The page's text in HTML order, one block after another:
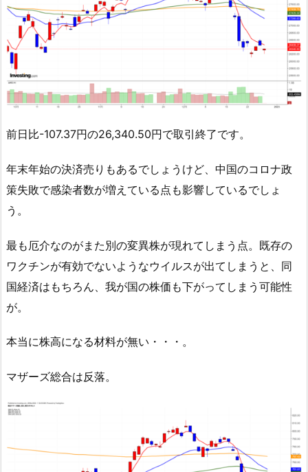
前日比-107.37円の26,340.50円で取引終了です。
年末年始の決済売りもあるでしょうけど、中国のコロナ政
策失敗で感染者数が増えている点も影響しているでしょ
う。
最も厄介なのがまた別の変異株が現れてしまう点。既存の
ワクチンが有効でないようなウイルスが出てしまうと、同
国経済はもちろん、我が国の株価も下がってしまう可能性
が。
本当に株高になる材料が無い・・・。
マザーズ総合は反落。